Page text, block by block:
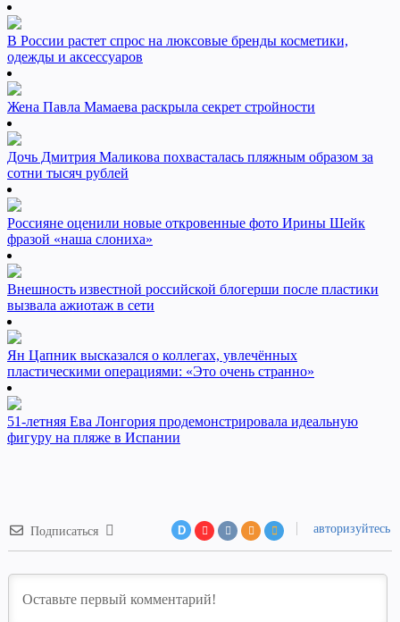
В России растет спрос на люксовые бренды косметики,
одежды и аксессуаров
Жена Павла Мамаева раскрыла секрет стройности
Дочь Дмитрия Маликова похвасталась пляжным образом за
сотни тысяч рублей
Россияне оценили новые откровенные фото Ирины Шейк
фразой «наша слониха»
Внешность известной российской блогерши после пластики
вызвала ажиотаж в сети
Ян Цапник высказался о коллегах, увлечённых
пластическими операциями: «Это очень странно»
51-летняя Ева Лонгория продемонстрировала идеальную
фигуру на пляже в Испании
Подписаться D авторизуйтесь